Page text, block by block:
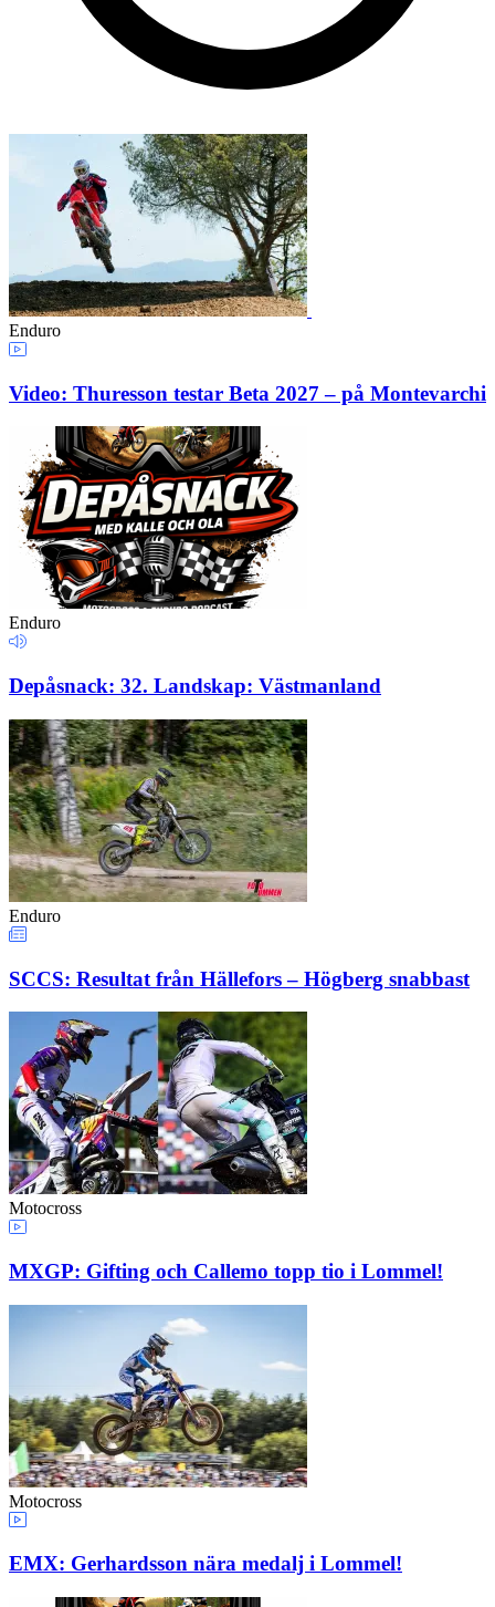
Enduro
Video: Thuresson testar Beta 2027 – på Montevarchi
Enduro
Depåsnack: 32. Landskap: Västmanland
Enduro
SCCS: Resultat från Hällefors – Högberg snabbast
Motocross
MXGP: Gifting och Callemo topp tio i Lommel!
Motocross
EMX: Gerhardsson nära medalj i Lommel!